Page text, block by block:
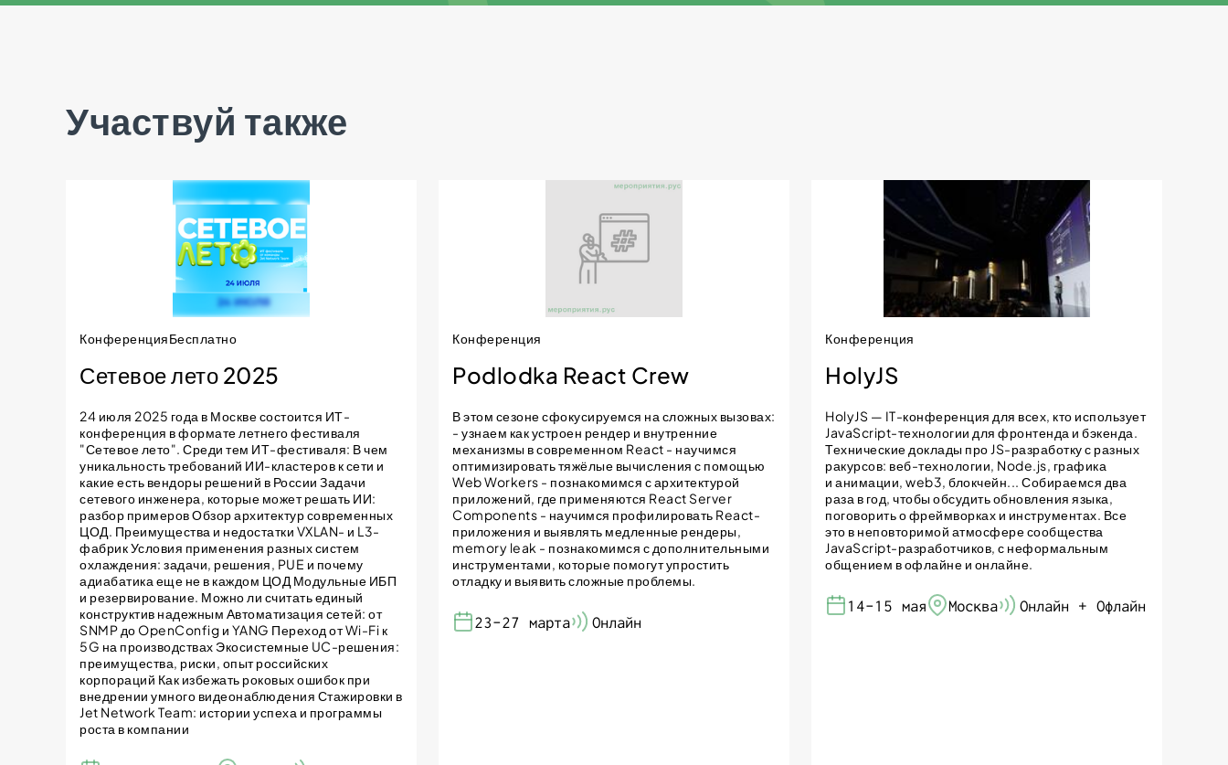
Участвуй также
КонференцияБесплатно
Сетевое лето 2025
24 июля 2025 года в Москве состоится ИТ-
конференция в формате летнего фестиваля
"Сетевое лето". Среди тем ИТ-фестиваля: В чем
уникальность требований ИИ-кластеров к сети и
какие есть вендоры решений в России Задачи
сетевого инженера, которые может решать ИИ:
разбор примеров Обзор архитектур современных
ЦОД. Преимущества и недостатки VXLAN- и L3-
фабрик Условия применения разных систем
охлаждения: задачи, решения, PUE и почему
адиабатика еще не в каждом ЦОД Модульные ИБП
и резервирование. Можно ли считать единый
конструктив надежным Автоматизация сетей: от
SNMP до OpenConfig и YANG Переход от Wi-Fi к
5G на производствах Экосистемные UC-решения:
преимущества, риски, опыт российских
корпораций Как избежать роковых ошибок при
внедрении умного видеонаблюдения Стажировки в
Jet Network Team: истории успеха и программы
роста в компании
Конференция
Podlodka React Crew
В этом сезоне сфокусируемся на сложных вызовах:
- узнаем как устроен рендер и внутренние
механизмы в современном React - научимся
оптимизировать тяжёлые вычисления с помощью
Web Workers - познакомимся с архитектурой
приложений, где применяются React Server
Components - научимся профилировать React-
приложения и выявлять медленные рендеры,
memory leak - познакомимся с дополнительными
инструментами, которые помогут упростить
отладку и выявить сложные проблемы.
23-27 марта Онлайн
Конференция
HolyJS
HolyJS — IT-конференция для всех, кто использует
JavaScript-технологии для фронтенда и бэкенда.
Технические доклады про JS-разработку с разных
ракурсов: веб-технологии, Node.js, графика
и анимации, web3, блокчейн... Собираемся два
раза в год, чтобы обсудить обновления языка,
поговорить о фреймворках и инструментах. Все
это в неповторимой атмосфере сообщества
JavaScript-разработчиков, с неформальным
общением в офлайне и онлайне.
14-15 мая Москва Онлайн + Офлайн